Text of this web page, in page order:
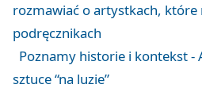
rozmawiać o artystkach, które
podręcznikach
Poznamy historie i kontekst -
sztuce “na luzie”